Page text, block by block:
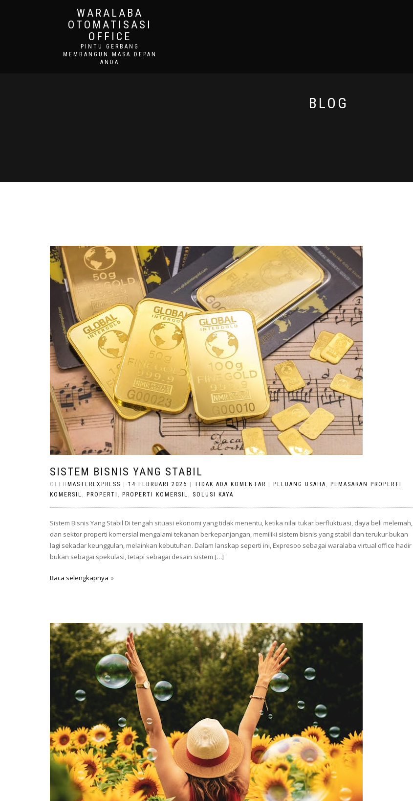
WARALABA
OTOMATISASI
OFFICE
PINTU GERBANG
MEMBANGUN MASA DEPAN
ANDA
BLOG
SISTEM BISNIS YANG STABIL
OLEH MASTEREXPRESS 14 FEBRUARI 2026 TIDAK ADA KOMENTAR PELUANG USAHA ,
PEMASARAN PROPERTI
KOMERSIL , PROPERTI , PROPERTI KOMERSIL , SOLUSI KAYA
Sistem Bisnis Yang Stabil Di tengah situasi ekonomi yang tidak menentu, ketika nilai tukar berfluktuasi, daya beli melemah,
dan sektor properti komersial mengalami tekanan berkepanjangan, memiliki sistem bisnis yang stabil dan terukur bukan
lagi sekadar keunggulan, melainkan kebutuhan. Dalam lanskap seperti ini, Expresoo sebagai waralaba virtual office hadir
bukan sebagai spekulasi, tetapi sebagai desain sistem […]
Baca selengkapnya